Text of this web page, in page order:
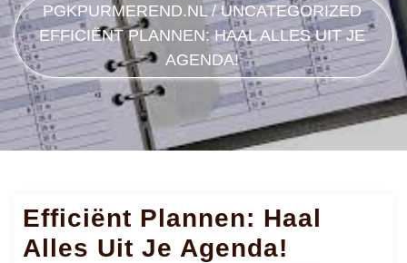
PGKPURMEREND.NL /UNCATEGORIZED
EFFICIËNT PLANNEN: HAAL ALLES UIT JE
AGENDA!
Efficiënt Plannen: Haal
Alles Uit Je Agenda!